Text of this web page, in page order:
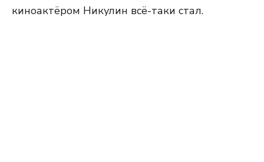
киноактёром Никулин всё-таки стал.